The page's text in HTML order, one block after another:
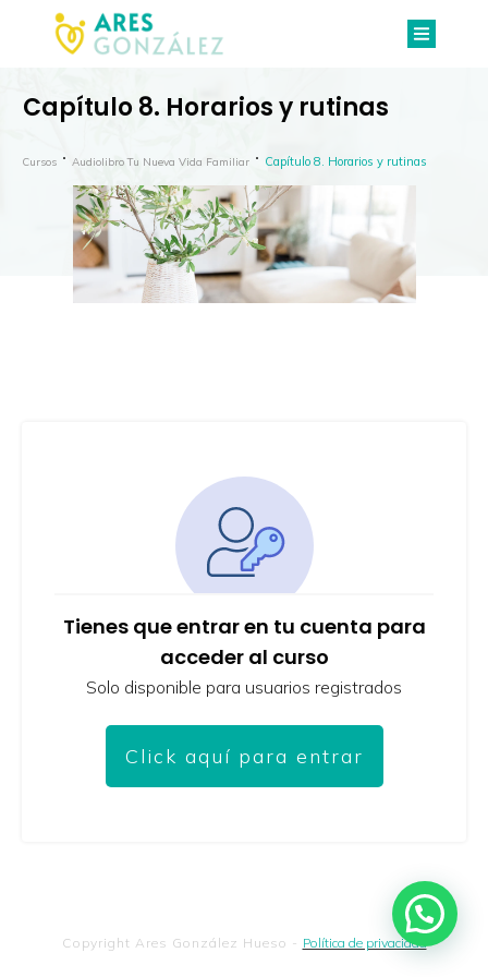
Capítulo 8. Horarios y rutinas
Cursos Audiolibro Tu Nueva Vida Familiar Capítulo 8. Horarios y rutinas
Tienes que entrar en tu cuenta para
acceder al curso
Solo disponible para usuarios registrados
Click aquí para entrar
Copyright Ares González Hueso - Política de privacidad